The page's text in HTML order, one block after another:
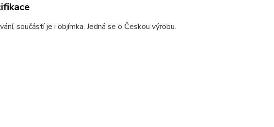
součástí je i objímka. Jedná se o Českou výrobu.